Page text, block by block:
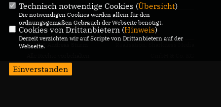
CDU Deutschlands
@2026 Andreas Sturm
Technisch notwendige Cookies (Übersicht)
Die notwendigen Cookies werden allein für den
ordnungsgemäßen Gebrauch der Webseite benötigt.
Cookies von Drittanbietern (Hinweis)
Derzeit verzichten wir auf Scripte von Drittanbietern auf der
Webseite.
Einverstanden